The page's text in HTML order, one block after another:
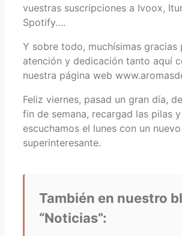
vuestras suscripciones a Ivoox,
Spotify….
Y sobre todo, muchísimas gracias
atención y dedicación tanto aquí
nuestra página web
Feliz viernes, pasad un gran día,
fin de semana, recargad las pilas
escuchamos el lunes con un
superinteresante.
También en nuestro
“Noticias”: